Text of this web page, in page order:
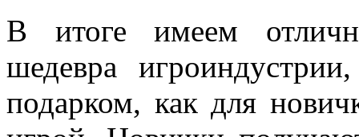
В итоге имеем
шедевра
подарком, как для